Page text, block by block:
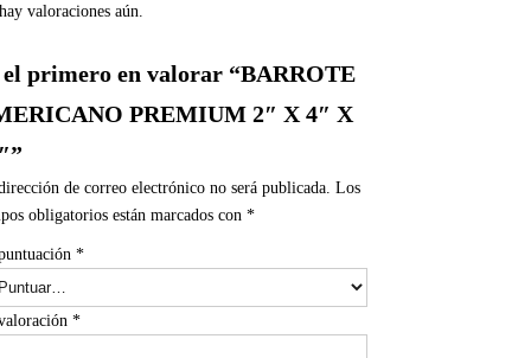
valoraciones aún.
el primero en valorar “BARROTE
PREMIUM 2″ X 4″ X
de correo electrónico no será publicada. Los
obligatorios están marcados con *
*
*